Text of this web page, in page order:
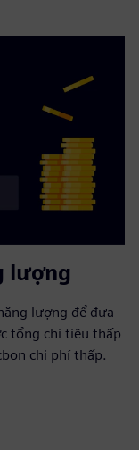
lượng
lượng để đưa
tổng chi tiêu thấp
chi phí thấp.